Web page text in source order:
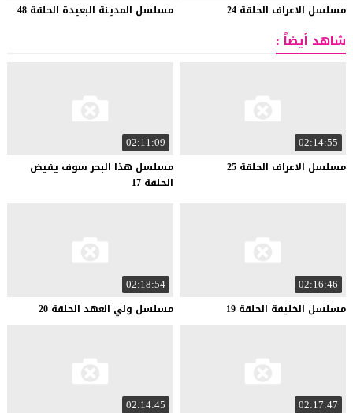
مسلسل الاعراف الحلقة 24 مسلسل المدينة البعيدة الحلقة 48
شاهد أيضاً :
02:14:55
مسلسل الاعراف الحلقة 25
02:11:09
مسلسل هذا البحر سوف يفيض
الحلقة 17
02:16:46
مسلسل الخليفة الحلقة 19
02:18:54
مسلسل ولي العهد الحلقة 20
02:17:47
02:14:45